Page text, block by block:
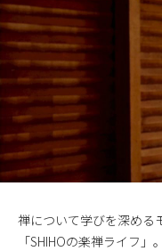
禅について学びを深める
「SHIHOの楽禅ライフ